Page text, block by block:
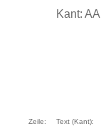
Kant:
Zeile: Text (Kant):